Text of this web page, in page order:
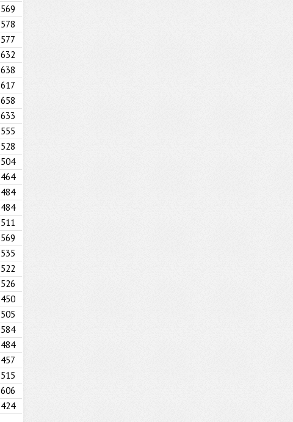
569
578
577
632
638
617
658
633
555
528
504
464
484
484
511
569
535
522
526
450
505
584
484
457
515
606
424